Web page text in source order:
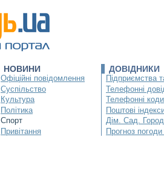
НОВИНИ
Офіційні повідомлення
Суспільство
Культура
Політика
Спорт
Привітання
ДОВІДНИКИ
Підприємства
Телефонні
Телефонні коди
Поштові
Дім. Сад.
Прогноз